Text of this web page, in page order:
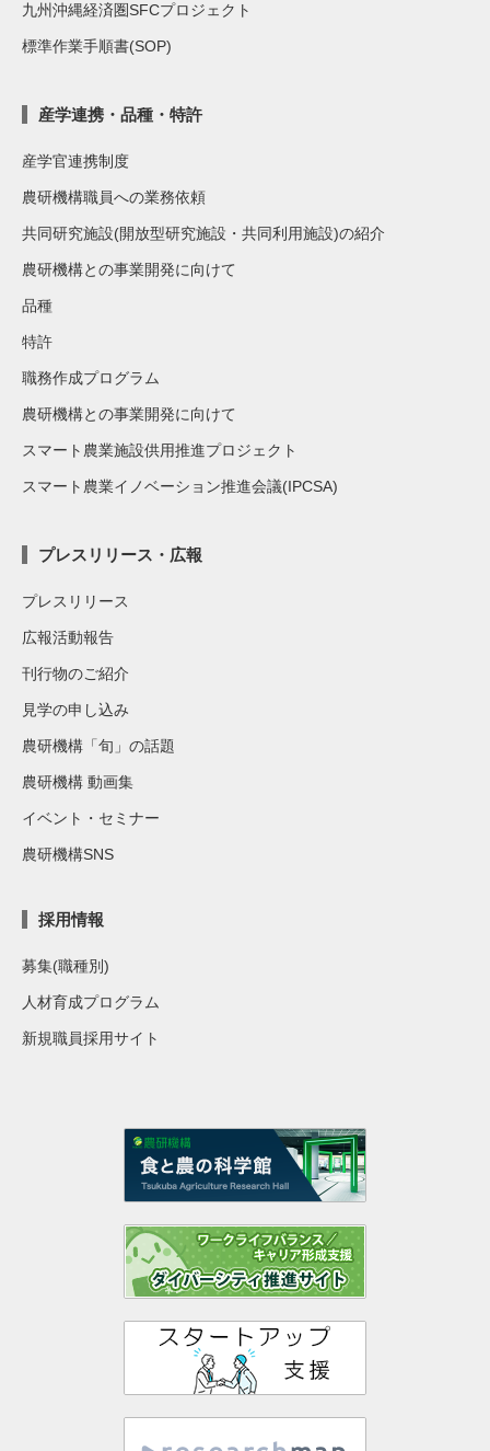
九州沖縄経済圏SFCプロジェクト
標準作業手順書(SOP)
産学連携・品種・特許
産学官連携制度
農研機構職員への業務依頼
共同研究施設(開放型研究施設・共同利用施設)の紹介
農研機構との事業開発に向けて
品種
特許
職務作成プログラム
農研機構との事業開発に向けて
スマート農業施設供用推進プロジェクト
スマート農業イノベーション推進会議(IPCSA)
プレスリリース・広報
プレスリリース
広報活動報告
刊行物のご紹介
見学の申し込み
農研機構「旬」の話題
農研機構 動画集
イベント・セミナー
農研機構SNS
採用情報
募集(職種別)
人材育成プログラム
新規職員採用サイト